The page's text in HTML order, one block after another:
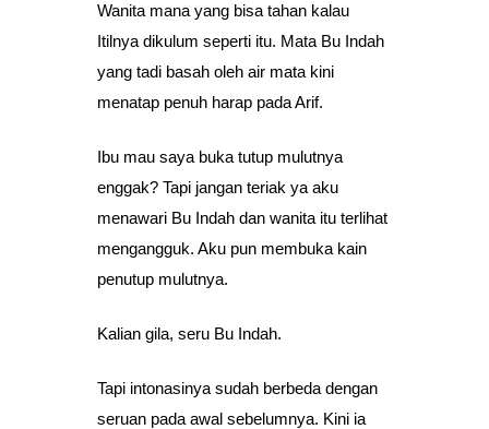
Wanita mana yang bisa tahan kalau
Itilnya dikulum seperti itu. Mata Bu Indah
yang tadi basah oleh air mata kini
menatap penuh harap pada Arif.
Ibu mau saya buka tutup mulutnya
enggak? Tapi jangan teriak ya aku
menawari Bu Indah dan wanita itu terlihat
mengangguk. Aku pun membuka kain
penutup mulutnya.
Kalian gila, seru Bu Indah.
Tapi intonasinya sudah berbeda dengan
seruan pada awal sebelumnya. Kini ia